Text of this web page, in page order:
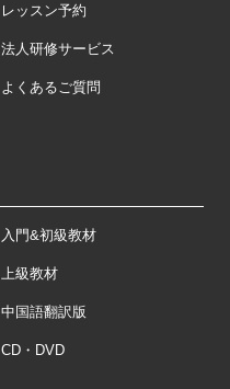
レッスン予約
法人研修サービス
よくあるご質問
入門&初級教材
上級教材
中国語翻訳版
CD・DVD